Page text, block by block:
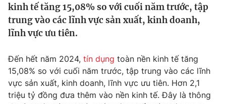
Thế giới
Tin tức
Thế giới đó đây
Câu chuyện quốc tế
Tài chính
Thị trường
Dữ liệu và đời sống
kinh tế tăng 15,08% so với cuối năm trước, tập
trung vào các lĩnh vực sản xuất, kinh doanh,
lĩnh vực ưu tiên.
Đến hết năm 2024, tín dụng toàn nền kinh tế tăng
15,08% so với cuối năm trước, tập trung vào các lĩnh
vực sản xuất, kinh doanh, lĩnh vực ưu tiên. Hơn 2,1
triệu tỷ đồng đưa thêm vào nền kinh tế. Đây là thông